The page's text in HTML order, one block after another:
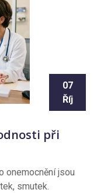
07
Říj
při
onemocnění jsou
smutek.